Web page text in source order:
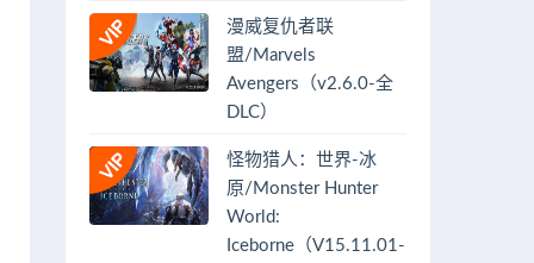
漫威复仇者联
盟/Marvels
Avengers（v2.6.0-全
DLC）
怪物猎人：世界-冰
原/Monster Hunter
World:
Iceborne（V15.11.01-